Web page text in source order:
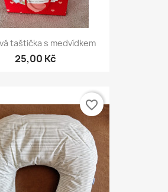
taštička s medvídkem
25,00 Kč
favorite_border